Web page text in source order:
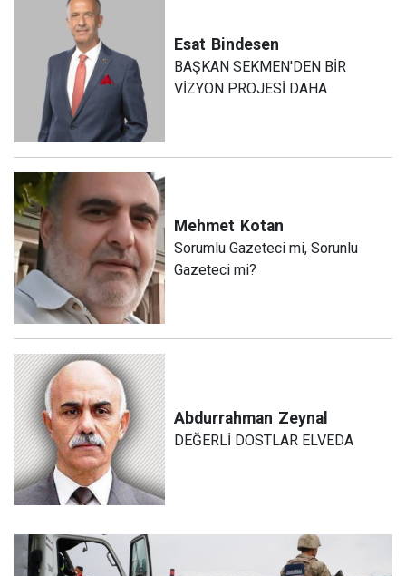
Esat Bindesen
BAŞKAN SEKMEN'DEN BİR
VİZYON PROJESİ DAHA
Mehmet Kotan
Sorumlu Gazeteci mi, Sorunlu
Gazeteci mi?
Abdurrahman Zeynal
DEĞERLİ DOSTLAR ELVEDA